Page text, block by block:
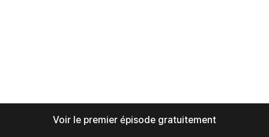
Voir le premier épisode gratuitement